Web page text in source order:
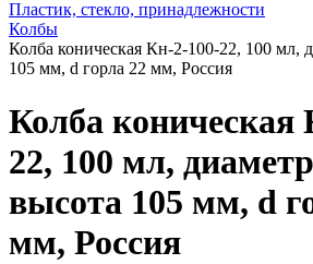
Пластик, стекло, принадлежности
Колбы
Колба коническая Кн-2-100-22, 100 мл,
105 мм, d горла 22 мм, Россия
Колба коническая
22, 100 мл,
высота 105 мм, d
мм, Россия